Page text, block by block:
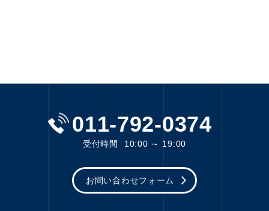
011-792-0374
受付時間 10:00 ～ 19:00
お問い合わせフォーム